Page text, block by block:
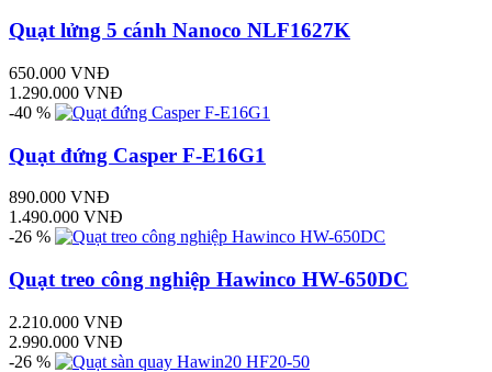
Quạt lửng 5 cánh Nanoco NLF1627K
650.000 VNĐ
1.290.000 VNĐ
-40 %
Quạt đứng Casper F-E16G1
890.000 VNĐ
1.490.000 VNĐ
-26 %
Quạt treo công nghiệp Hawinco HW-650DC
2.210.000 VNĐ
2.990.000 VNĐ
-26 %